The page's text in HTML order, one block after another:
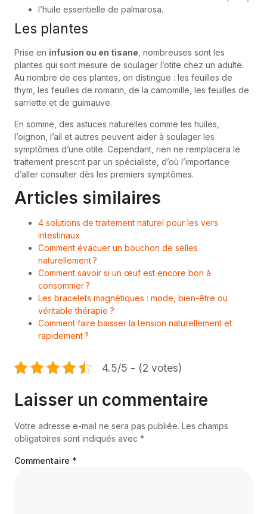
l’huile essentielle de palmarosa.
Les plantes
Prise en infusion ou en tisane, nombreuses sont les
plantes qui sont mesure de soulager l’otite chez un adulte.
Au nombre de ces plantes, on distingue : les feuilles de
thym, les feuilles de romarin, de la camomille, les feuilles de
sarriette et de guimauve.
En somme, des astuces naturelles comme les huiles,
l’oignon, l’ail et autres peuvent aider à soulager les
symptômes d’une otite. Cependant, rien ne remplacera le
traitement prescrit par un spécialiste, d’où l’importance
d’aller consulter dès les premiers symptômes.
Articles similaires
4 solutions de traitement naturel pour les vers
intestinaux
Comment évacuer un bouchon de selles
naturellement ?
Comment savoir si un œuf est encore bon à
consommer ?
Les bracelets magnétiques : mode, bien-être ou
véritable thérapie ?
Comment faire baisser la tension naturellement et
rapidement ?
4.5/5 - (2 votes)
Laisser un commentaire
Votre adresse e-mail ne sera pas publiée. Les champs
obligatoires sont indiqués avec *
Commentaire *